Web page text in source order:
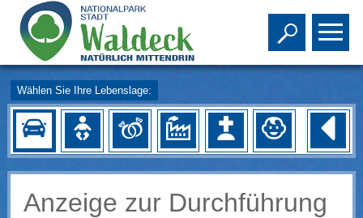
Toggle
Wählen Sie Ihre Lebenslage:
Anzeige zur Durchführung